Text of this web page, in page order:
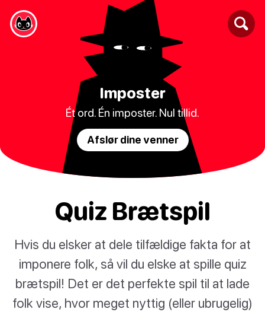
Imposter
Ét ord. Én imposter. Nul tillid.
Afslør dine venner
Quiz Brætspil
Hvis du elsker at dele tilfældige fakta for at
imponere folk, så vil du elske at spille quiz
brætspil! Det er det perfekte spil til at lade
folk vise, hvor meget nyttig (eller ubrugelig)